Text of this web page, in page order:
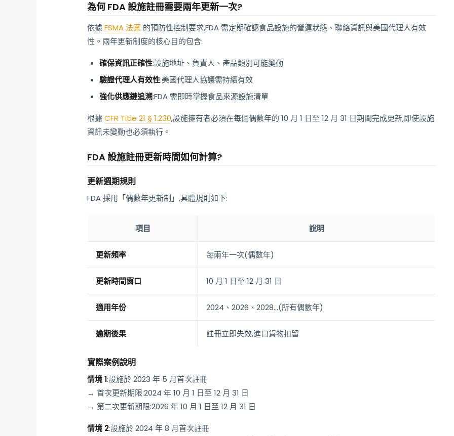
為何 FDA 設施註冊需要兩年更新一次?
依據FSMA 法案 的預防性控制要求,FDA 需定期確認食品設施的營運狀態、聯絡資訊與美國代理人有效
性。兩年更新制度的核心目的包含:
確保資訊正確性:設施地址、負責人、產品類別可能變動
驗證代理人有效性:美國代理人協議需持續有效
強化供應鏈追溯:FDA 需即時掌握食品來源設施清單
根據CFR Title 21 § 1.230,設施擁有者必須在每個偶數年的 10 月 1 日至 12 月 31 日期間完成更新,即使設施
資訊未變動也必須執行。
FDA 設施註冊更新時間如何計算?
更新週期規則
FDA 採用「偶數年更新制」,具體規則如下:
項目 說明
更新頻率 每兩年一次(偶數年)
更新時間窗口 10 月 1 日至 12 月 31 日
適用年份 2024、2026、2028…(所有偶數年)
逾期後果 註冊立即失效,進口貨物扣留
實際案例說明
情境 1:設施於 2023 年 5 月首次註冊
→ 首次更新期限:2024 年 10 月 1 日至 12 月 31 日
→ 第二次更新期限:2026 年 10 月 1 日至 12 月 31 日
情境 2:設施於 2024 年 8 月首次註冊